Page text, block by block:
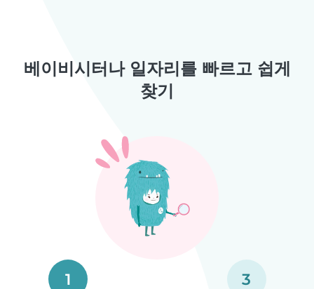
베이비시터나 일자리를 빠르고 쉽게
찾기
1 3